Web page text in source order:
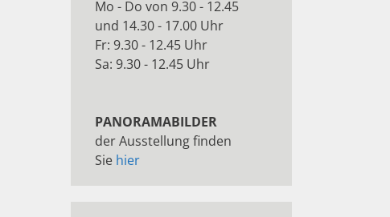
Mo - Do von 9.30 - 12.45
und 14.30 - 17.00 Uhr
Fr: 9.30 - 12.45 Uhr
Sa: 9.30 - 12.45 Uhr
PANORAMABILDER
der Ausstellung finden
Sie hier